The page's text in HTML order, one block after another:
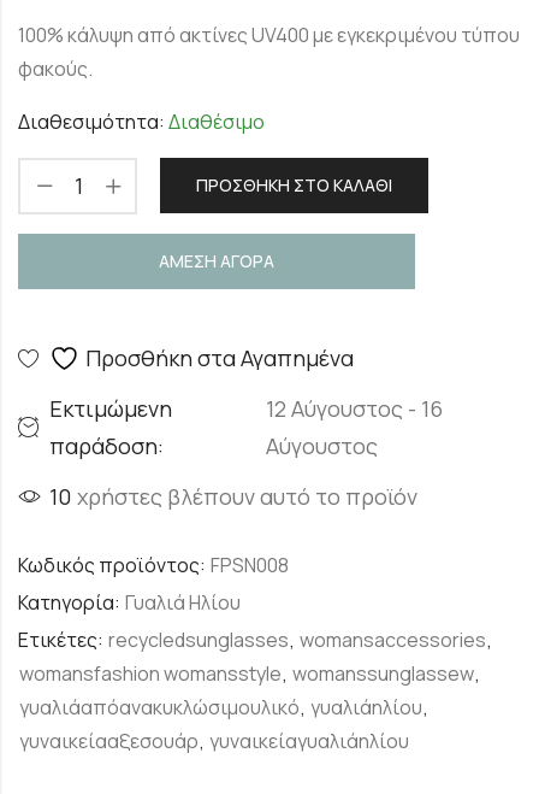
100% κάλυψη από ακτίνες UV400 με εγκεκριμένου τύπου
φακούς.
Διαθεσιμότητα: Διαθέσιμο
ΠΡΟΣΘΉΚΗ ΣΤΟ ΚΑΛΆΘΙ
ΑΜΕΣΗ ΑΓΟΡΑ
Προσθήκη στα Αγαπημένα
Εκτιμώμενη
παράδοση:
12 Αύγουστος - 16
Αύγουστος
10 χρήστες βλέπουν αυτό το προϊόν
Κωδικός προϊόντος: FPSN008
Κατηγορία: Γυαλιά Ηλίου
Ετικέτες: recycledsunglasses, womansaccessories,
womansfashion womansstyle, womanssunglassew,
γυαλιάαπόανακυκλώσιμουλικό, γυαλιάηλίου,
γυναικείααξεσουάρ, γυναικείαγυαλιάηλίου